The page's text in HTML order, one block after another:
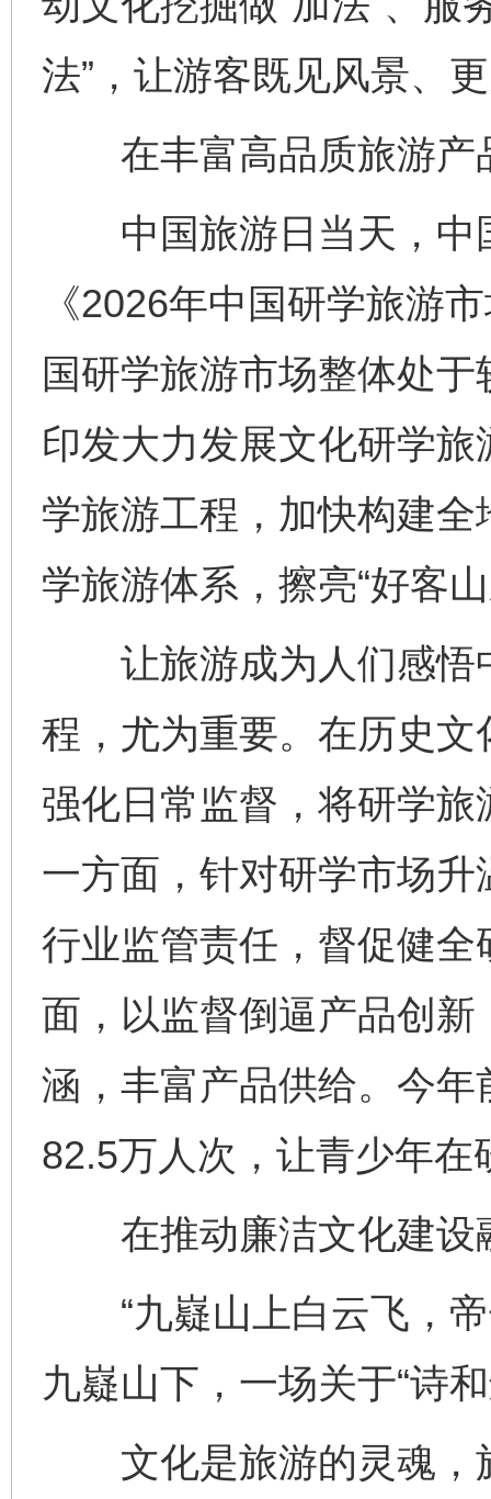
法”，让游客既见风景、
在丰富高品质旅游产
中国旅游日当天，中
《2026年中国研学旅游
国研学旅游市场整体处
印发大力发展文化研学
学旅游工程，加快构建
学旅游体系，擦亮“好客
让旅游成为人们感悟
程，尤为重要。在历史
强化日常监督，将研学
一方面，针对研学市场
行业监管责任，督促健
面，以监督倒逼产品创
涵，丰富产品供给。今
82.5万人次，让青少年
在推动廉洁文化建设
“九嶷山上白云飞，帝
九嶷山下，一场关于“诗
文化是旅游的灵魂，